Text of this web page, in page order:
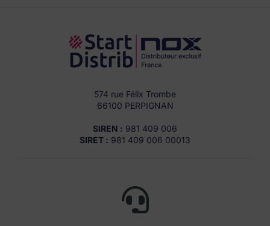
574 rue Félix Trombe
66100 PERPIGNAN
SIREN : 981 409 006
SIRET : 981 409 006 00013